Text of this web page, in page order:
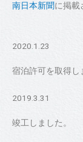
南日本新聞に掲載
2020.1.23
宿泊許可を取得し
2019.3.31
竣工しました。